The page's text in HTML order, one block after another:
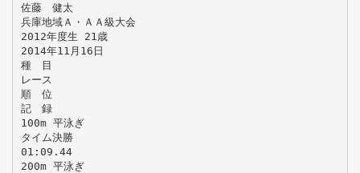
佐藤 健太
兵庫地域Ａ・ＡＡ級大会
2012年度生 21歳
2014年11月16日
種 目
レース
順 位
記 録
100m 平泳ぎ
タイム決勝
01:09.44
200m 平泳ぎ